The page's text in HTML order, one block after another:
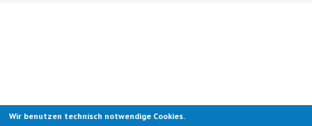
Wir benutzen technisch notwendige Cookies.